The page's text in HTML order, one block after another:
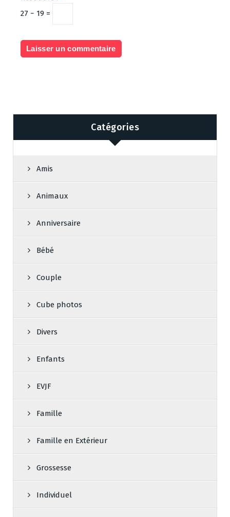
27 − 19 =
Catégories
Amis
Animaux
Anniversaire
Bébé
Couple
Cube photos
Divers
Enfants
EVJF
Famille
Famille en Extérieur
Grossesse
Individuel